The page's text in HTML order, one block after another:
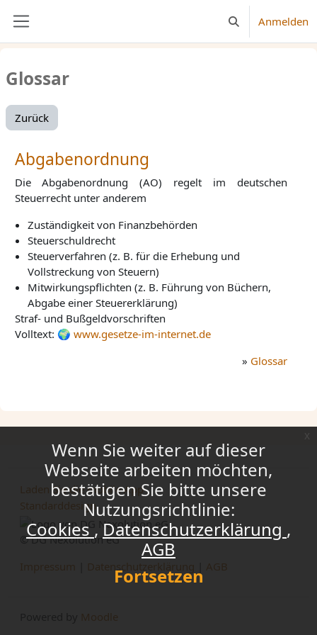
Wenn Sie weiter auf dieser
Webseite arbeiten möchten,
bestätigen Sie bitte unsere
Nutzungsrichtlinie:
Cookies
Datenschutzerklärung
AGB
Fortsetzen
Sucheingabe
Anmelden
Glossar
Zurück
Abgabenordnung
Die Abgabenordnung (AO) regelt im deutschen
Steuerrecht unter anderem
Zuständigkeit von Finanzbehörden
Steuerschuldrecht
Steuerverfahren (z. B. für die Erhebung und
Vollstreckung von Steuern)
Mitwirkungspflichten (z. B. Führung von Büchern,
Abgabe einer Steuererklärung)
Straf- und Bußgeldvorschriften
Volltext:
www.gesetze-im-internet.de
» Glossar
Laden Sie die mobile App
Standarddesign
© DG Nexolution eG
Impressum
Datenschutzerklärung AGB
Moodle